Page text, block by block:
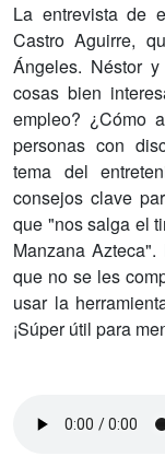
La entrevista de
Castro Aguirre,
Ángeles. Néstor
cosas bien
empleo? ¿Cómo
personas con
tema del
consejos clave
que "nos salga el
Manzana
que no se les
usar la
¡Súper útil para